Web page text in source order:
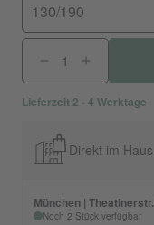
130/190
Lieferzeit 2 - 4 Werktage
Direkt im
München |
Noch 2 Stück verfügbar